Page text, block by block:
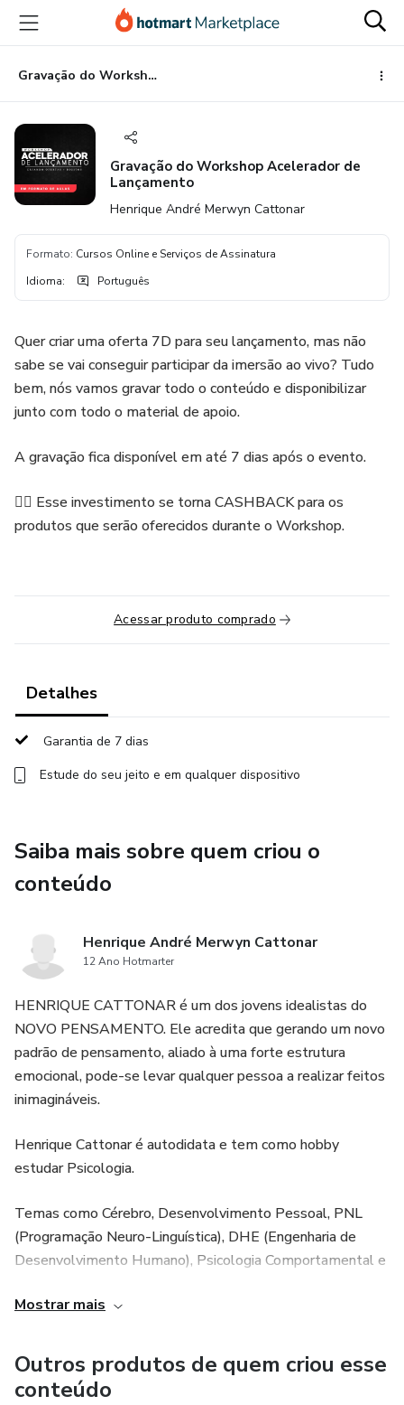
para
conteúdo
principal
para
pagamento
para
rodapé
Gravação do Workshop Acelerador de Lançamento
Gravação do Workshop Acelerador de
Lançamento
Henrique André Merwyn Cattonar
Formato: Cursos Online e Serviços de Assinatura
Idioma: Português
Quer criar uma oferta 7D para seu lançamento, mas não
sabe se vai conseguir participar da imersão ao vivo? Tudo
bem, nós vamos gravar todo o conteúdo e disponibilizar
junto com todo o material de apoio.
A gravação fica disponível em até 7 dias após o evento.
👉🏻 Esse investimento se torna CASHBACK para os
produtos que serão oferecidos durante o Workshop.
Acessar produto comprado
Detalhes
Garantia de 7 dias
Estude do seu jeito e em qualquer dispositivo
Saiba mais sobre quem criou o
conteúdo
Henrique André Merwyn Cattonar
12 Ano Hotmarter
HENRIQUE CATTONAR é um dos jovens idealistas do
NOVO PENSAMENTO. Ele acredita que gerando um novo
padrão de pensamento, aliado à uma forte estrutura
emocional, pode-se levar qualquer pessoa a realizar feitos
inimagináveis.
Henrique Cattonar é autodidata e tem como hobby
estudar Psicologia.
Temas como Cérebro, Desenvolvimento Pessoal, PNL
(Programação Neuro-Linguística), DHE (Engenharia de
Desenvolvimento Humano), Psicologia Comportamental e
passaram a se tornar uma verdadeira obsessão.
Tem como propósito de vida ajudar as pessoas a
Desenvolverem o máximo do potencial cerebral.
Mostrar mais
Outros produtos de quem criou esse
conteúdo